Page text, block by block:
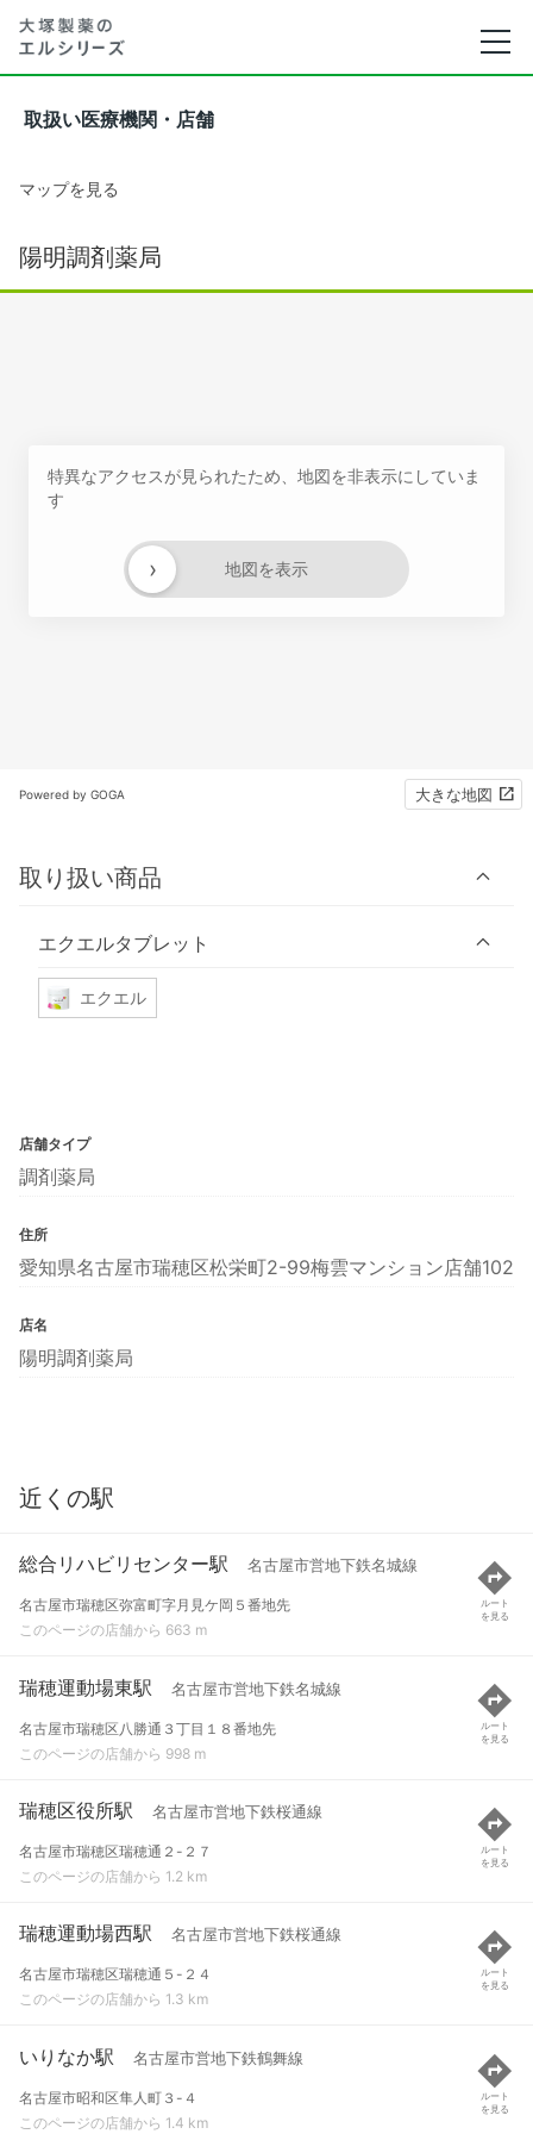
取扱い医療機関・店舗
マップを見る
陽明調剤薬局
特異なアクセスが見られたため、地図を非表示にしていま
す
地図を表示
›
Powered by GOGA 大きな地図
取り扱い商品
エクエルタブレット
エクエル
店舗タイプ
調剤薬局
住所
愛知県名古屋市瑞穂区松栄町2-99梅雲マンション店舗102
店名
陽明調剤薬局
近くの駅
総合リハビリセンター駅 名古屋市営地下鉄名城線
名古屋市瑞穂区弥富町字月見ケ岡５番地先
このページの店舗から 663 m
ルート
を見る
瑞穂運動場東駅 名古屋市営地下鉄名城線
名古屋市瑞穂区八勝通３丁目１８番地先
このページの店舗から 998 m
ルート
を見る
瑞穂区役所駅 名古屋市営地下鉄桜通線
名古屋市瑞穂区瑞穂通２-２７
このページの店舗から 1.2 km
ルート
を見る
瑞穂運動場西駅 名古屋市営地下鉄桜通線
名古屋市瑞穂区瑞穂通５-２４
このページの店舗から 1.3 km
ルート
を見る
いりなか駅 名古屋市営地下鉄鶴舞線
名古屋市昭和区隼人町３-４
このページの店舗から 1.4 km
ルート
を見る